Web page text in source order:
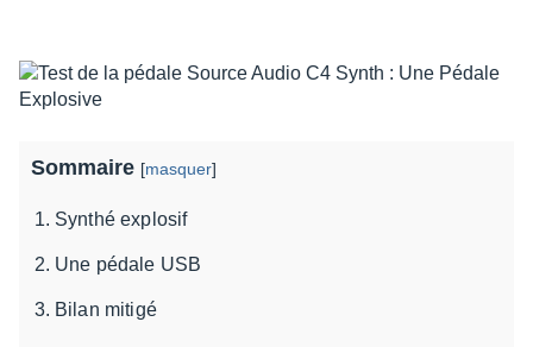
Sommaire [masquer]
Synthé explosif
Une pédale USB
Bilan mitigé